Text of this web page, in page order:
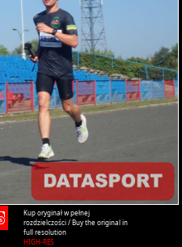
Kup oryginał w pełnej
rozdzielczości / Buy the original in
full resolution
HIGH-RES